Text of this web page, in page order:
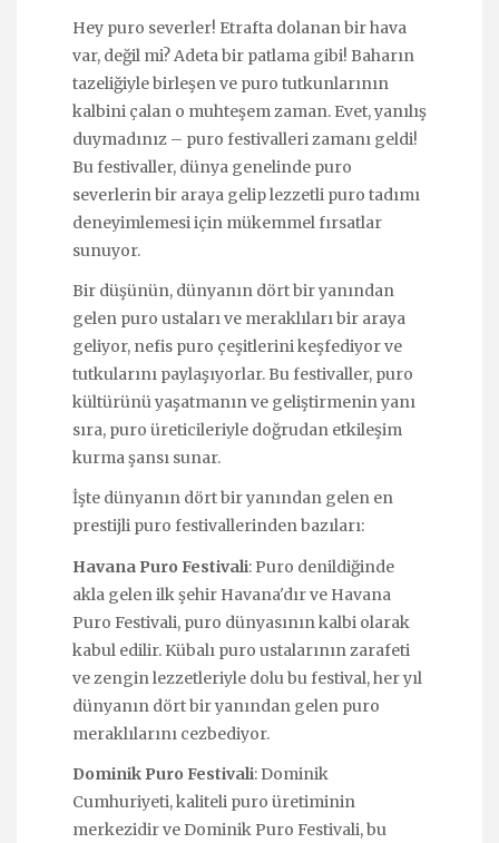
Hey puro severler! Etrafta dolanan bir hava
var, değil mi? Adeta bir patlama gibi! Baharın
tazeliğiyle birleşen ve puro tutkunlarının
kalbini çalan o muhteşem zaman. Evet, yanılış
duymadınız – puro festivalleri zamanı geldi!
Bu festivaller, dünya genelinde puro
severlerin bir araya gelip lezzetli puro tadımı
deneyimlemesi için mükemmel fırsatlar
sunuyor.
Bir düşünün, dünyanın dört bir yanından
gelen puro ustaları ve meraklıları bir araya
geliyor, nefis puro çeşitlerini keşfediyor ve
tutkularını paylaşıyorlar. Bu festivaller, puro
kültürünü yaşatmanın ve geliştirmenin yanı
sıra, puro üreticileriyle doğrudan etkileşim
kurma şansı sunar.
İşte dünyanın dört bir yanından gelen en
prestijli puro festivallerinden bazıları:
Havana Puro Festivali: Puro denildiğinde
akla gelen ilk şehir Havana'dır ve Havana
Puro Festivali, puro dünyasının kalbi olarak
kabul edilir. Kübalı puro ustalarının zarafeti
ve zengin lezzetleriyle dolu bu festival, her yıl
dünyanın dört bir yanından gelen puro
meraklılarını cezbediyor.
Dominik Puro Festivali: Dominik
Cumhuriyeti, kaliteli puro üretiminin
merkezidir ve Dominik Puro Festivali, bu